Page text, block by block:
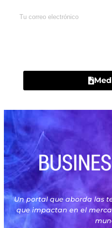
Un portal que aborda las
que impactan en el